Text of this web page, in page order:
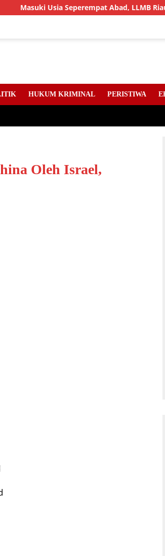
Usia Seperempat Abad, LLMB Riau, Kepri
HUKUM KRIMINAL PERISTIWA
Oleh Israel,